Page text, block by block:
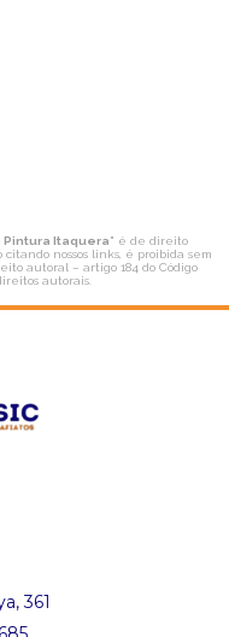
Pintura Itaquera" é de direito
nossos links, é proibida sem
autoral – artigo 184 do Código
autorais
361